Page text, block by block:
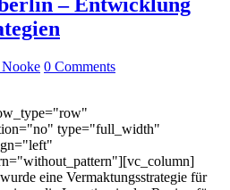
0 Comments
type="full_width"
eine Vermaktungsstrategie für